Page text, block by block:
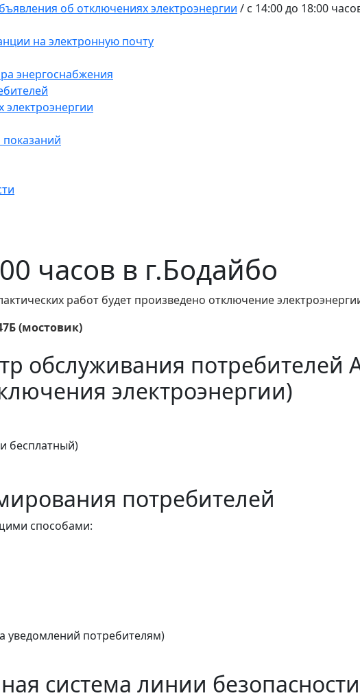
об отключениях электроэнергии / с 14:00 до 18:00
на электронную почту
энергоснабжения
часов в г.Бодайбо
работ будет произведено отключение
(мостовик)
обслуживания потребителей
электроэнергии)
бесплатный)
потребителей
способами:
уведомлений потребителям)
система линии безопасности